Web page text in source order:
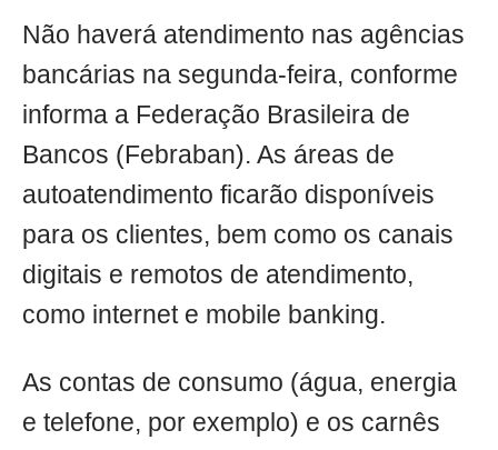
Não haverá atendimento nas agências
bancárias na segunda-feira, conforme
informa a Federação Brasileira de
Bancos (Febraban). As áreas de
autoatendimento ficarão disponíveis
para os clientes, bem como os canais
digitais e remotos de atendimento,
como internet e mobile banking.
As contas de consumo (água, energia
e telefone, por exemplo) e os carnês